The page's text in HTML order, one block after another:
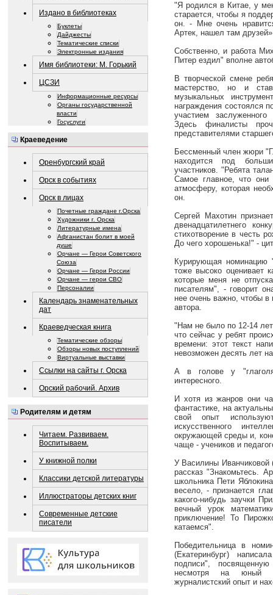
Издано в библиотеках
Буклеты
Дайджесты
Тематические списки
Электронные издания
Имя библиотеки: М. Горький
ЦСЗИ
Информационные ресурсы
Органы государственной
власти
Госуслуги
Краеведение
Оренбургский край
Орск в событиях
Орск в лицах
Почетные граждане г.Орска
Художники г. Орска
Литературные имена
Афганистан болит в моей
душе
Орчане — Герои Советского
Союза
Орчане — Герои России
Орчане — герои СВО
Персоналии
Календарь знаменательных
дат
Краеведческая книга
Тематические обзоры
Обзоры новых поступлений
Виртуальные выставки
Ссылки на сайты г. Орска
Орский рабочий. Архив
Родителям и детям
Читаем. Развиваем.
Воспитываем.
У книжной полки
Классики детской литературы
Иллюстраторы детских книг
Современные детские
писатели
"Я родился в Китае, у
старается, чтобы я
он. - Мне очень
Артек, нашел там
Собственно, и работа
Питер ездил" вполне
В творческой смене
мастерство, но и
музыкальных
награждения состоялся
участием
Здесь финалисты
представителями
Бессменный член жюри
находится под
участников. "Ребята
Самое главное, что они
атмосферу, которая
он.
Сергей Махотин
двенадцатилетнего
стихотворение в честь
До чего хорошенька!" -
Курирующая номинацию
тоже высоко оценивает
которые меня не
писателям", - говорит
нее очень важно, чтобы
автора.
"Нам не было по 12-14
что сейчас у ребят
времени: этот текст
невозможен десять лет
А в голове у
интересного.
И хотя из жанров они
фантастике, на
свой опыт
искусственного
окружающей среды и,
чаще - учеников и
У Василины
рассказ "Знакомьтесь.
школьника Пети
весело, - признается
какого-нибудь заучки
вечный урок
приключение! То
катаемся".
Победительница в
(Екатеринбург)
подписи",
несмотря на юный
журналистский опыт и